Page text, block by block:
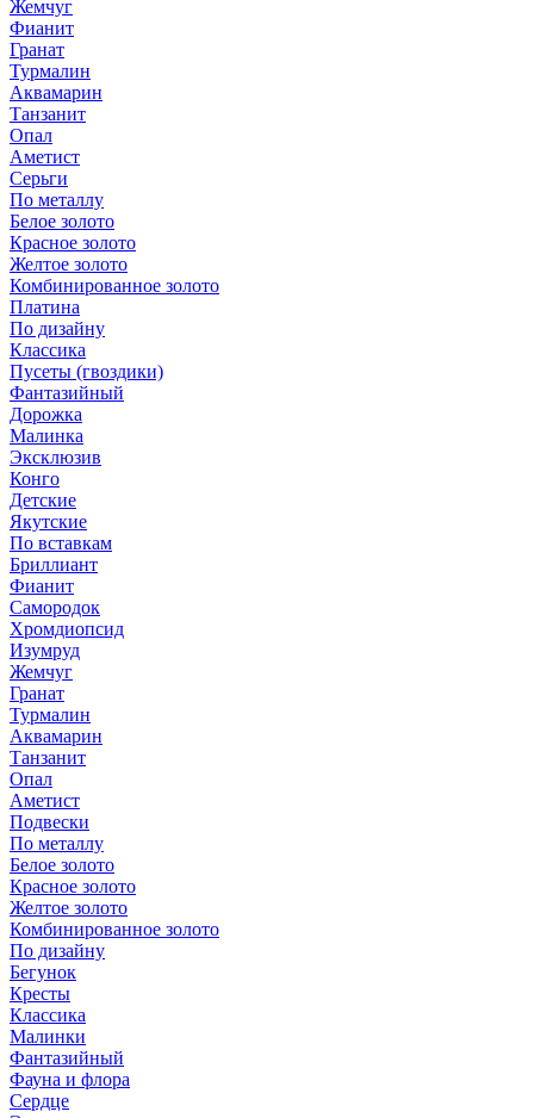
Жемчуг
Фианит
Гранат
Турмалин
Аквамарин
Танзанит
Опал
Аметист
Серьги
По металлу
Белое золото
Красное золото
Желтое золото
Комбинированное золото
Платина
По дизайну
Классика
Пусеты (гвоздики)
Фантазийный
Дорожка
Малинка
Эксклюзив
Конго
Детские
Якутские
По вставкам
Бриллиант
Фианит
Самородок
Хромдиопсид
Изумруд
Жемчуг
Гранат
Турмалин
Аквамарин
Танзанит
Опал
Аметист
Подвески
По металлу
Белое золото
Красное золото
Желтое золото
Комбинированное золото
По дизайну
Бегунок
Кресты
Классика
Малинки
Фантазийный
Фауна и флора
Сердце